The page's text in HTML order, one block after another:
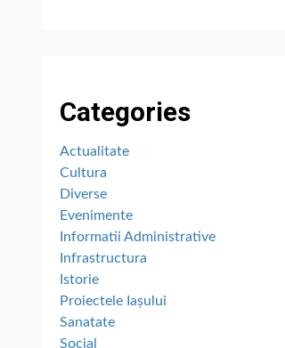
Categories
Actualitate
Cultura
Diverse
Evenimente
Informatii Administrative
Infrastructura
Istorie
Proiectele Iașului
Sanatate
Social